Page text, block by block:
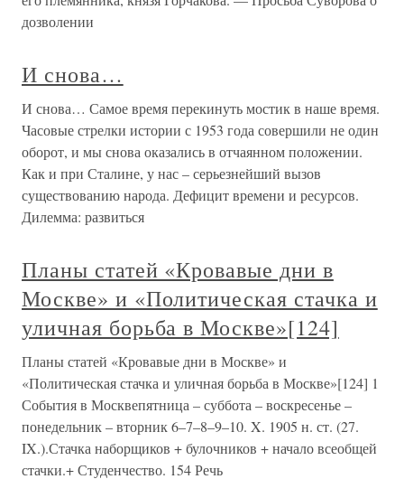
дозволении
И снова…
И снова… Самое время перекинуть мостик в наше время.
Часовые стрелки истории с 1953 года совершили не один
оборот, и мы снова оказались в отчаянном положении.
Как и при Сталине, у нас – серьезнейший вызов
существованию народа. Дефицит времени и ресурсов.
Дилемма: развиться
Планы статей «Кровавые дни в
Москве» и «Политическая стачка и
уличная борьба в Москве»[124]
Планы статей «Кровавые дни в Москве» и
«Политическая стачка и уличная борьба в Москве»[124] 1
События в Москвепятница – суббота – воскресенье –
понедельник – вторник 6–7–8–9–10. X. 1905 н. ст. (27.
IX.).Стачка наборщиков + булочников + начало всеобщей
стачки.+ Студенчество. 154 Речь